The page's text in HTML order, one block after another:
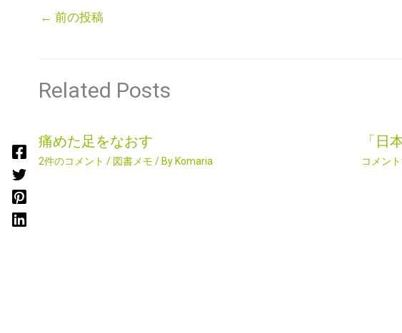
← 前の投稿
Related Posts
痛めた足をなおす
2件のコメント / 図書メモ / By Komaria
「日
コメン